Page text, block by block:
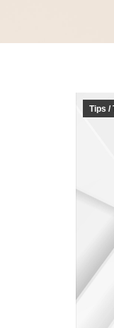
Tips /